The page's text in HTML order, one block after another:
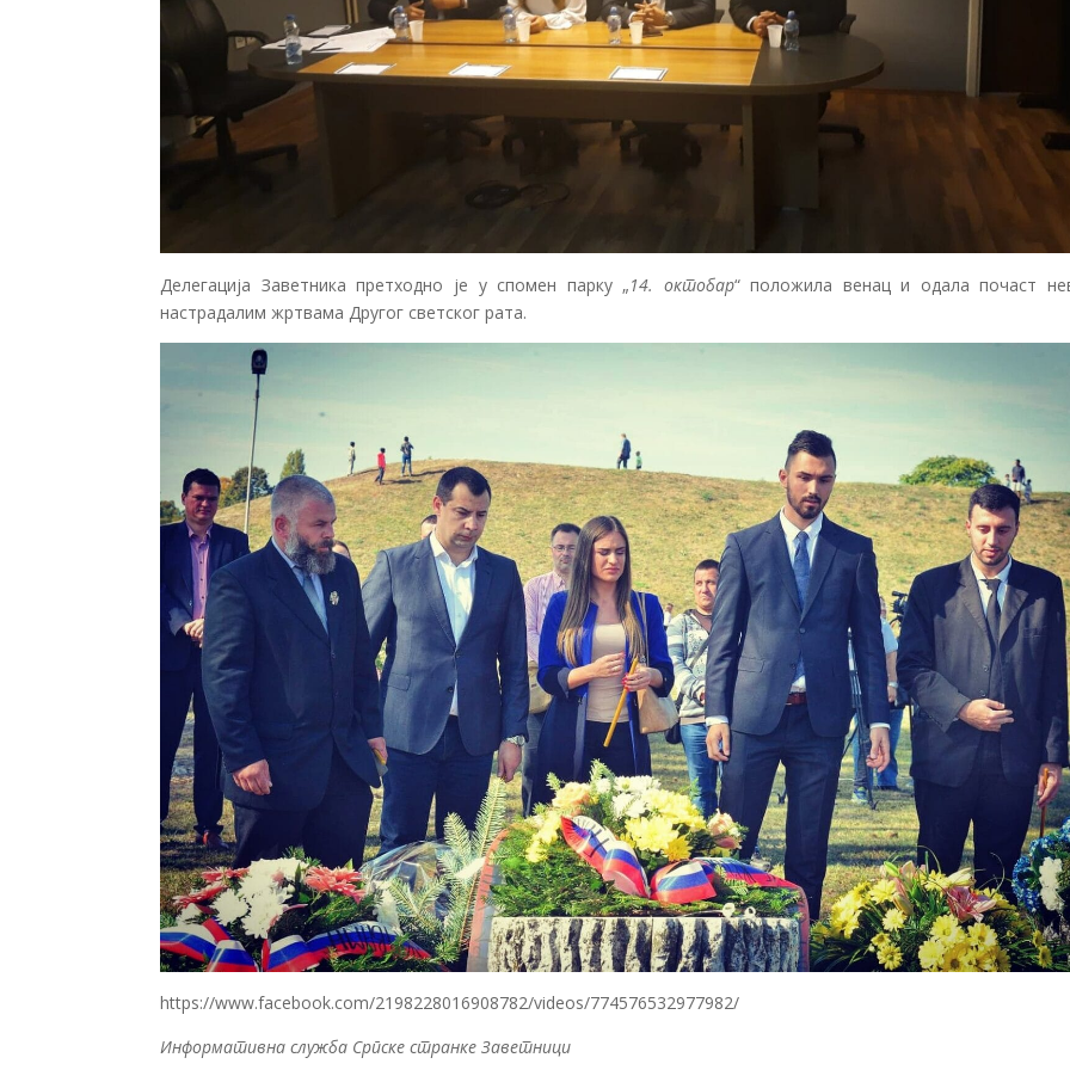
Делегација Заветника претходно је у спомен парку „14. октобар“ положила венац и одала почаст
настрадалим жртвама Другог светског рата.
https://www.facebook.com/2198228016908782/videos/774576532977982/
Информативна служба Српске странке Заветници